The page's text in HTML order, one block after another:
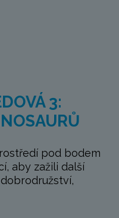
3:
pod bodem
aby zažili další